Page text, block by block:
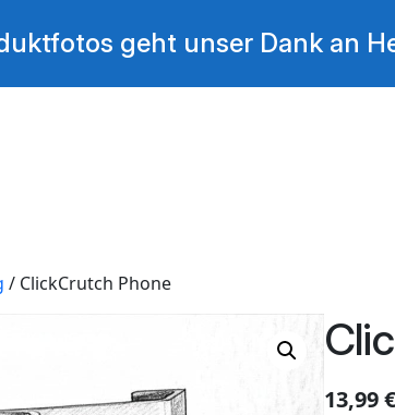
geht unser Dank an
/ ClickCrutch Phone
13,99€